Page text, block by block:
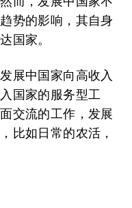
势的影响，其自身
国家。
展中国家向高收入
国家的服务型工
交流的工作，发展
比如日常的农活，